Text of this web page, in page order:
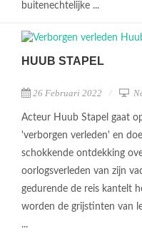
buitenechtelijke ...
HUUB STAPEL
26 Februari 2022
Acteur Huub Stapel gaat
'verborgen verleden' en
schokkende ontdekking
oorlogsverleden van zijn
gedurende de reis kantelt
worden de grijstinten van
...